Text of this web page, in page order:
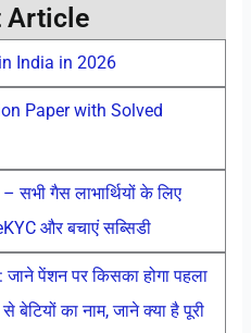
Article
India in 2026
Paper with Solved
गैस लाभार्थियों के लिए
और बचाएं सब्सिडी
पेंशन पर किसका होगा पहला
बेटियों का नाम, जाने क्या है पूरी